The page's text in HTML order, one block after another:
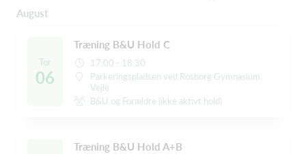
August
Tor
06
Træning B&U Hold C
17:00 - 18:30
Parkeringspladsen ved Rosborg Gymnasium,
Vejle
B&U og Forældre (ikke aktivt hold)
Træning B&U Hold A+B